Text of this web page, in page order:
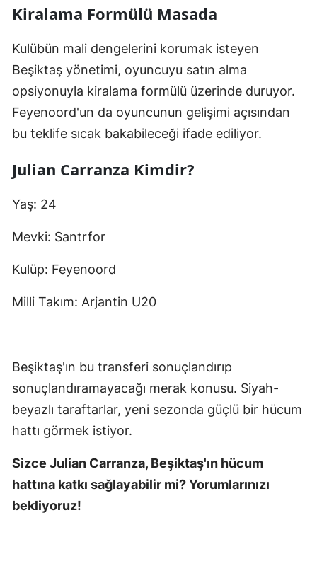
Kiralama Formülü Masada
Kulübün mali dengelerini korumak isteyen
Beşiktaş yönetimi, oyuncuyu satın alma
opsiyonuyla kiralama formülü üzerinde duruyor.
Feyenoord'un da oyuncunun gelişimi açısından
bu teklife sıcak bakabileceği ifade ediliyor.
Julian Carranza Kimdir?
Yaş: 24
Mevki: Santrfor
Kulüp: Feyenoord
Milli Takım: Arjantin U20
Beşiktaş'ın bu transferi sonuçlandırıp
sonuçlandıramayacağı merak konusu. Siyah-
beyazlı taraftarlar, yeni sezonda güçlü bir hücum
hattı görmek istiyor.
Sizce Julian Carranza, Beşiktaş'ın hücum
hattına katkı sağlayabilir mi? Yorumlarınızı
bekliyoruz!